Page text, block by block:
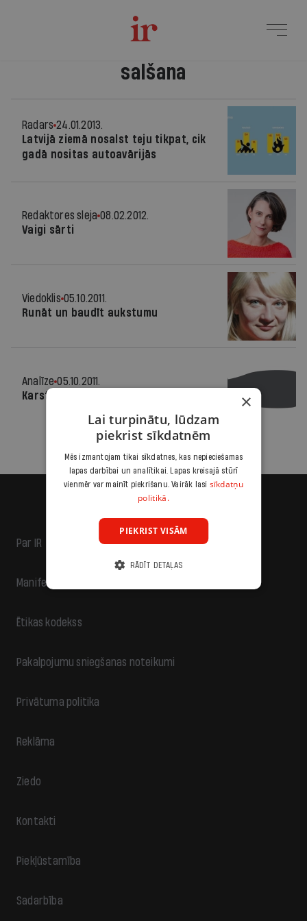
salšana
Radars 24.01.2013.
Latvijā ziemā nosalst teju tikpat, cik
gadā nositas autoavārijās
Redaktores sleja 08.02.2012.
Vaigi sārti
Viedoklis 05.10.2011.
Runāt un baudīt aukstumu
Analīze 05.10.2011.
Karstie parādi
Par IR
Manifests
Ētikas kodekss
Pakalpojumu sniegšanas noteikumi
Privātuma politika
Reklāma
Ziedo
Kontakti
Piekļūstamība
Sadarbība
×
Lai turpinātu, lūdzam
piekrist sīkdatnēm
Mēs izmantojam tikai sīkdatnes, kas nepieciešamas
lapas darbībai un analītikai. Lapas kreisajā stūrī
vienmēr var mainīt piekrišanu. Vairāk lasi sīkdatņu
politikā.
PIEKRIST VISĀM
RĀDĪT DETAĻAS